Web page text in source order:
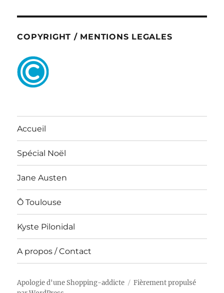
COPYRIGHT / MENTIONS LEGALES
Accueil
Spécial Noël
Jane Austen
Ô Toulouse
Kyste Pilonidal
A propos / Contact
Apologie d'une Shopping-addicte
Fièrement propulsé